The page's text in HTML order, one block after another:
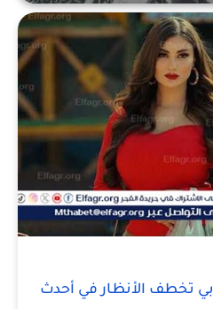
تخطف الأنظار في أحدث